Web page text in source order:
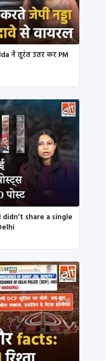
ने तुरंत उतर कर PM
share a single